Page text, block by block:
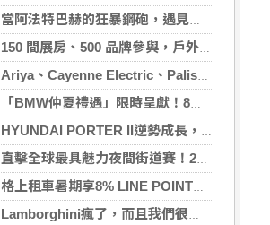
當阿法特巴赫的狂暴鋼砲，遇見台南四百年的慢調肌理與舌尖上的AMG！
150 間展房、500 品牌參與，戶外汽車改裝專區同步亮相 2026 TAA 國際 HI-END 音響大展台北君悅登場
Ariya、Cayenne Electric、Palisade 等多款車型現身 環境部 2026 年 7 月份符合噪音管制標準車輛名單出爐
「BMW仲夏禮遇」限時呈獻！8月入主即享尊榮豪華五星假期，多元優購方案同步實施。
HYUNDAI PORTER II逆勢成長，勇奪中型貨車銷售冠軍STARIA月付6,999元領銜三大商用車優惠！
直擊全球最具魅力夜間街道賽！2026 Formula 1新加坡大獎賽，Audi極速之旅開放報名。
格上租車暑期享8% LINE POINTS回饋，再抽黑鑰匙尊榮禮遇，路邊租還擴增3區便利升級！
Lamborghini瘋了，而且我們很慶幸它真的瘋了。